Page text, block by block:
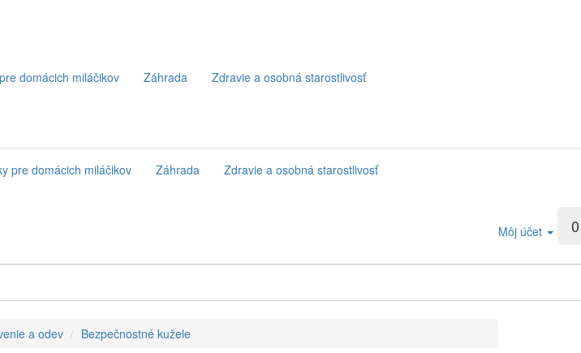
domácich miláčikov Záhrada Zdravie a osobná starostlivosť
pre domácich miláčikov Záhrada Zdravie a osobná starostlivosť
0
Môj účet
a odev Bezpečnostné kužele